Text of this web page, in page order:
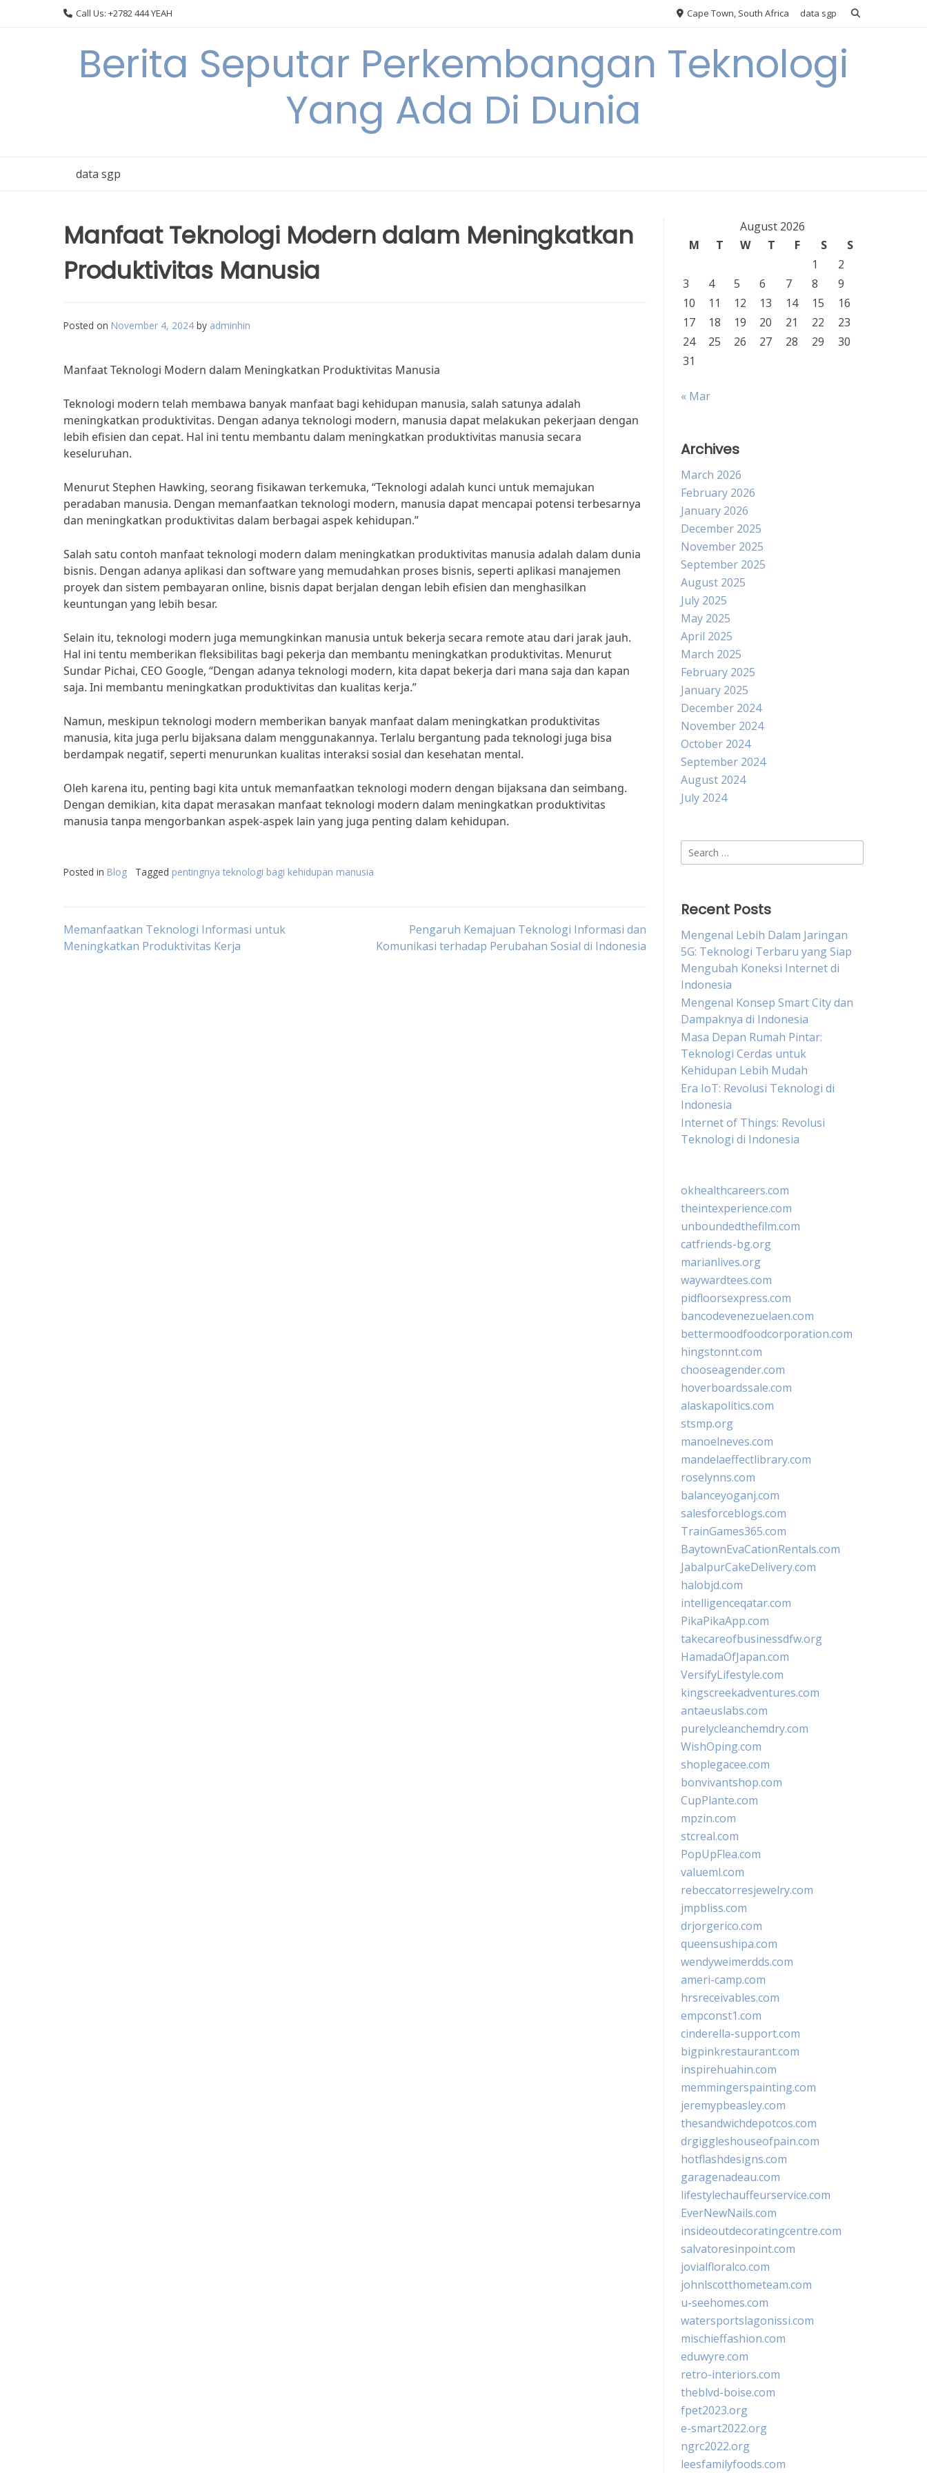
Call Us: +2782 444 YEAH Cape Town, South Africa data sgp
Berita Seputar Perkembangan Teknologi
Yang Ada Di Dunia
data sgp
Manfaat Teknologi Modern dalam Meningkatkan
Produktivitas Manusia
Posted on November 4, 2024 by adminhin
Manfaat Teknologi Modern dalam Meningkatkan Produktivitas Manusia
Teknologi modern telah membawa banyak manfaat bagi kehidupan manusia, salah satunya adalah
meningkatkan produktivitas. Dengan adanya teknologi modern, manusia dapat melakukan pekerjaan dengan
lebih efisien dan cepat. Hal ini tentu membantu dalam meningkatkan produktivitas manusia secara
keseluruhan.
Menurut Stephen Hawking, seorang fisikawan terkemuka, “Teknologi adalah kunci untuk memajukan
peradaban manusia. Dengan memanfaatkan teknologi modern, manusia dapat mencapai potensi terbesarnya
dan meningkatkan produktivitas dalam berbagai aspek kehidupan.”
Salah satu contoh manfaat teknologi modern dalam meningkatkan produktivitas manusia adalah dalam dunia
bisnis. Dengan adanya aplikasi dan software yang memudahkan proses bisnis, seperti aplikasi manajemen
proyek dan sistem pembayaran online, bisnis dapat berjalan dengan lebih efisien dan menghasilkan
keuntungan yang lebih besar.
Selain itu, teknologi modern juga memungkinkan manusia untuk bekerja secara remote atau dari jarak jauh.
Hal ini tentu memberikan fleksibilitas bagi pekerja dan membantu meningkatkan produktivitas. Menurut
Sundar Pichai, CEO Google, “Dengan adanya teknologi modern, kita dapat bekerja dari mana saja dan kapan
saja. Ini membantu meningkatkan produktivitas dan kualitas kerja.”
Namun, meskipun teknologi modern memberikan banyak manfaat dalam meningkatkan produktivitas
manusia, kita juga perlu bijaksana dalam menggunakannya. Terlalu bergantung pada teknologi juga bisa
berdampak negatif, seperti menurunkan kualitas interaksi sosial dan kesehatan mental.
Oleh karena itu, penting bagi kita untuk memanfaatkan teknologi modern dengan bijaksana dan seimbang.
Dengan demikian, kita dapat merasakan manfaat teknologi modern dalam meningkatkan produktivitas
manusia tanpa mengorbankan aspek-aspek lain yang juga penting dalam kehidupan.
Posted in Blog Tagged pentingnya teknologi bagi kehidupan manusia
Post
Memanfaatkan Teknologi Informasi untuk
Meningkatkan Produktivitas Kerja
Pengaruh Kemajuan Teknologi Informasi dan
Komunikasi terhadap Perubahan Sosial di Indonesia
August 2026
M
T W T F S
S
1
2
3
4 5 6 7 8
9
10
11 12 13 14 15
16
17
18 19 20 21 22
23
24
25 26 27 28 29
30
31
« Mar
Archives
March 2026
February 2026
January 2026
December 2025
November 2025
September 2025
August 2025
July 2025
May 2025
April 2025
March 2025
February 2025
January 2025
December 2024
November 2024
October 2024
September 2024
August 2024
July 2024
Search
for:
Recent Posts
Mengenal Lebih Dalam Jaringan
5G: Teknologi Terbaru yang Siap
Mengubah Koneksi Internet di
Indonesia
Mengenal Konsep Smart City dan
Dampaknya di Indonesia
Masa Depan Rumah Pintar:
Teknologi Cerdas untuk
Kehidupan Lebih Mudah
Era IoT: Revolusi Teknologi di
Indonesia
Internet of Things: Revolusi
Teknologi di Indonesia
okhealthcareers.com
theintexperience.com
unboundedthefilm.com
catfriends-bg.org
marianlives.org
waywardtees.com
pidfloorsexpress.com
bancodevenezuelaen.com
bettermoodfoodcorporation.com
hingstonnt.com
chooseagender.com
hoverboardssale.com
alaskapolitics.com
stsmp.org
manoelneves.com
mandelaeffectlibrary.com
roselynns.com
balanceyoganj.com
salesforceblogs.com
TrainGames365.com
BaytownEvaCationRentals.com
JabalpurCakeDelivery.com
halobjd.com
intelligenceqatar.com
PikaPikaApp.com
takecareofbusinessdfw.org
HamadaOfJapan.com
VersifyLifestyle.com
kingscreekadventures.com
antaeuslabs.com
purelycleanchemdry.com
WishOping.com
shoplegacee.com
bonvivantshop.com
CupPlante.com
mpzin.com
stcreal.com
PopUpFlea.com
valueml.com
rebeccatorresjewelry.com
jmpbliss.com
drjorgerico.com
queensushipa.com
wendyweimerdds.com
ameri-camp.com
hrsreceivables.com
empconst1.com
cinderella-support.com
bigpinkrestaurant.com
inspirehuahin.com
memmingerspainting.com
jeremypbeasley.com
thesandwichdepotcos.com
drgiggleshouseofpain.com
hotflashdesigns.com
garagenadeau.com
lifestylechauffeurservice.com
EverNewNails.com
insideoutdecoratingcentre.com
salvatoresinpoint.com
jovialfloralco.com
johnlscotthometeam.com
u-seehomes.com
watersportslagonissi.com
mischieffashion.com
eduwyre.com
retro-interiors.com
theblvd-boise.com
fpet2023.org
e-smart2022.org
ngrc2022.org
leesfamilyfoods.com